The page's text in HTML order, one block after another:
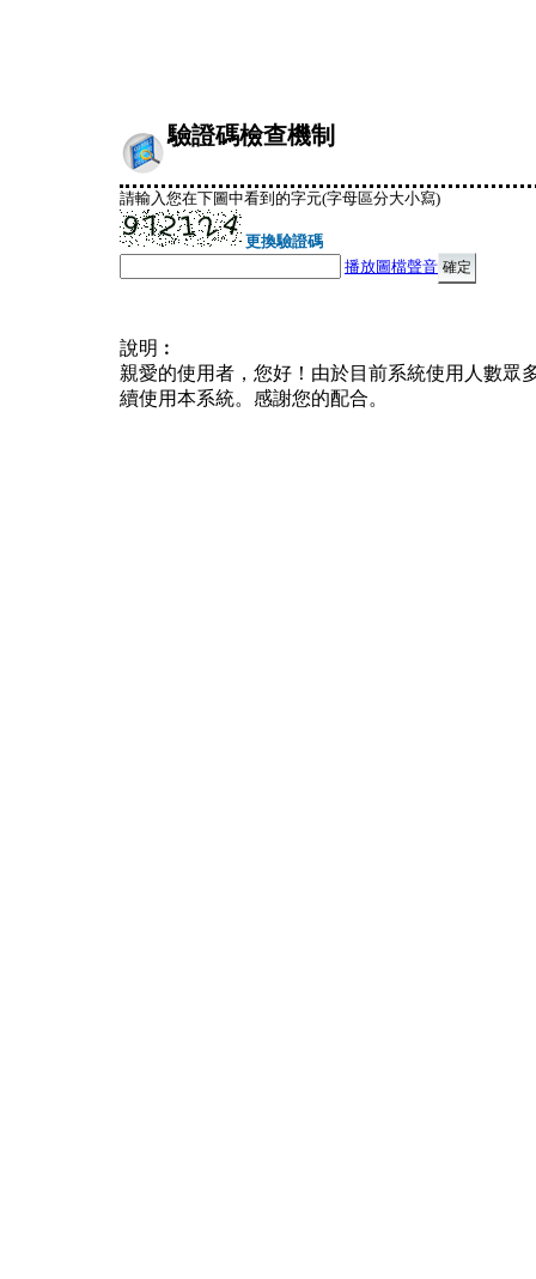
驗證碼檢查機制
請輸入您在下圖中看到的字元(字母區分大小寫)
更換驗證碼
播放圖檔聲音
說明︰
親愛的使用者，您好！由於目前系統使用人數眾
續使用本系統。感謝您的配合。